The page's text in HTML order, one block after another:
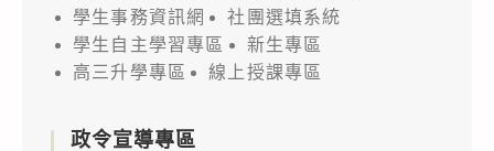
學生事務資訊網
社團選填系統
學生自主學習專區
新生專區
高三升學專區
線上授課專區
政令宣導專區